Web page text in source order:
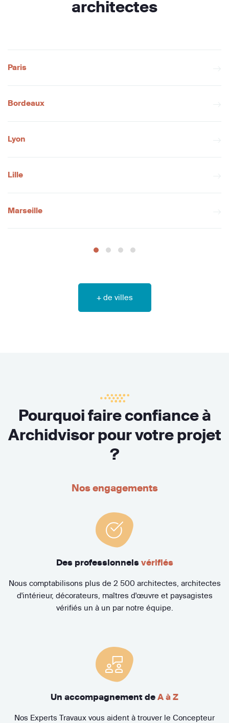
architectes
Paris
Bordeaux
Lyon
Lille
Marseille
+ de villes
Pourquoi faire confiance à
Archidvisor pour votre projet
?
Nos engagements
Des professionnels vérifiés
Nous comptabilisons plus de 2 500 architectes, architectes
d'intérieur, décorateurs, maîtres d'œuvre et paysagistes
vérifiés un à un par notre équipe.
Un accompagnement de A à Z
Nos Experts Travaux vous aident à trouver le Concepteur